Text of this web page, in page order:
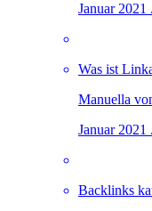
Januar
Was ist
Manuella
Januar
Backlinks